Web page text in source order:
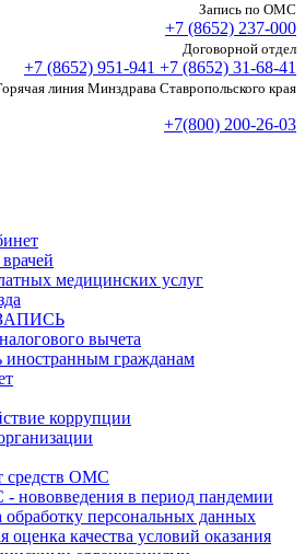
Запись по ОМС
+7 (8652) 237-000
Договорной отдел
+7 (8652) 951-941 +7 (8652) 31-68-41
линия Минздрава Ставропольского края
+7(800) 200-26-03
медицинских услуг
вычета
гражданам
коррупции
средств ОМС
нововведения в период пандемии
обработку персональных данных
оценка качества условий оказания